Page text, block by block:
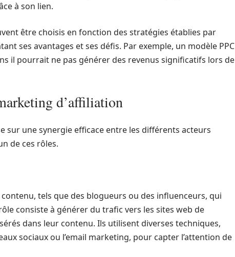
à son lien.
être choisis en fonction des stratégies établies par
ses avantages et ses défis. Par exemple, un modèle PPC
il pourrait ne pas générer des revenus significatifs lors de
d’affiliation
sur une synergie efficace entre les différents acteurs
de ces rôles.
tels que des blogueurs ou des influenceurs, qui
consiste à générer du trafic vers les sites web de
dans leur contenu. Ils utilisent diverses techniques,
sociaux ou l’email marketing, pour capter l’attention de